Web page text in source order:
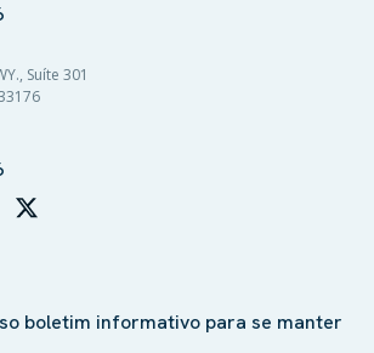
boletim informativo para se manter
Suíte 301